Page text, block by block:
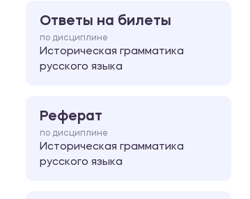
Ответы на билеты
по дисциплине
Историческая грамматика
русского языка
Реферат
по дисциплине
Историческая грамматика
русского языка